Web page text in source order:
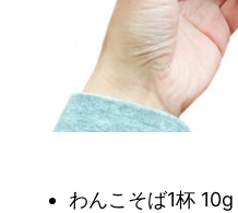
わんこそば1杯 10g